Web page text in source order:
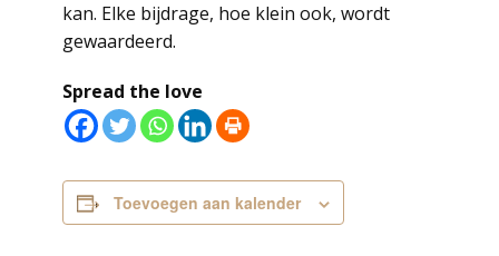
kan. Elke bijdrage, hoe klein ook, wordt
gewaardeerd.
Spread the love
Toevoegen aan kalender